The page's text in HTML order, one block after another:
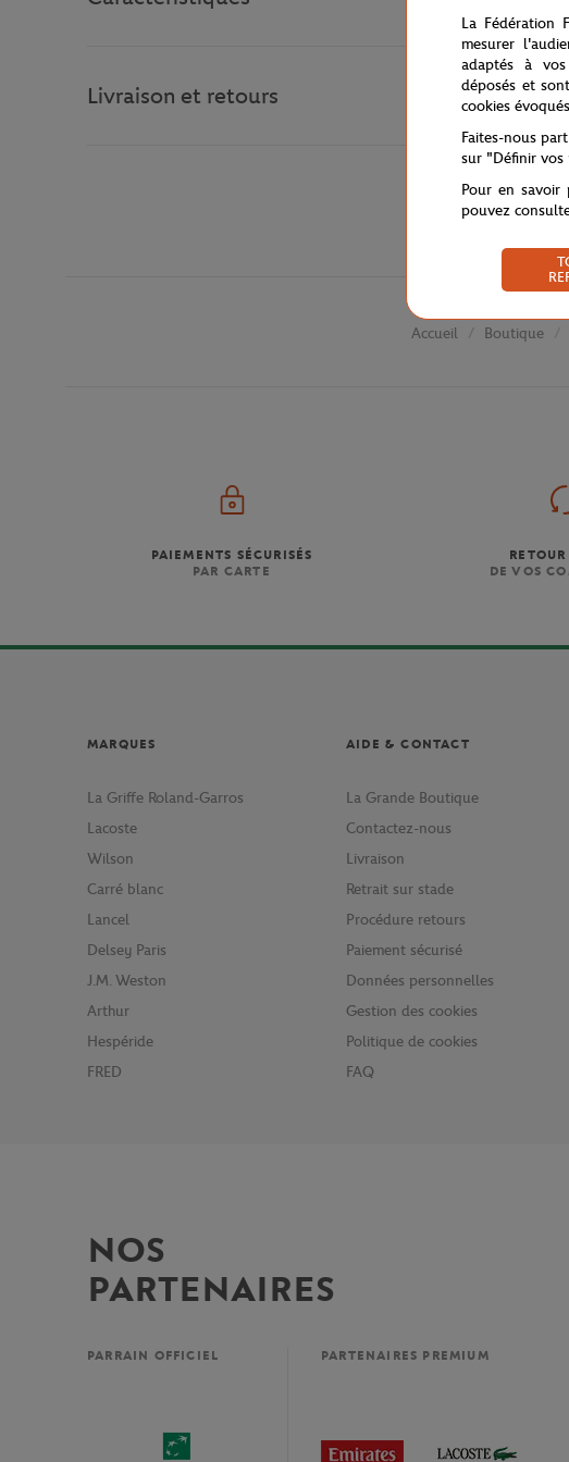
Livraison et retours
Accueil Boutique
PAIEMENTS SÉCURISÉS
PAR CARTE
DE VOS
MARQUES
La Griffe Roland-Garros
Lacoste
Wilson
Carré blanc
Lancel
Delsey Paris
J.M. Weston
Arthur
Hespéride
FRED
AIDE & CONTACT
La Grande Boutique
Contactez-nous
Livraison
Retrait sur stade
Procédure retours
Paiement sécurisé
Données personnelles
Gestion des cookies
Politique de cookies
FAQ
NOS
PARTENAIRES
PARRAIN OFFICIEL PARTENAIRES PREMIUM
La Fédération
mesurer
adaptés à
déposés et
cookies
Faites-nous
sur "Définir vos
Pour en
pouvez